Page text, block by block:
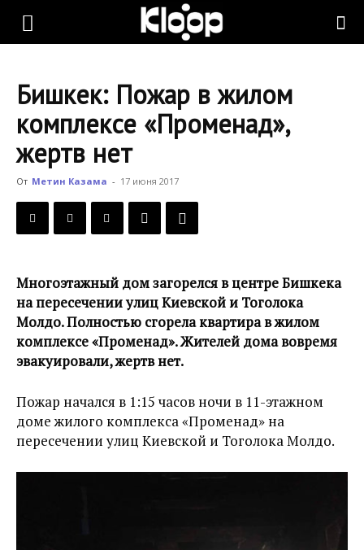
KLOOP.KG
Новости
Кыргызстана
Бишкек: Пожар в жилом
комплексе «Променад»,
жертв нет
От Метин Казама - 17 июня 2017
Многоэтажный дом загорелся в центре Бишкека
на пересечении улиц Киевской и Тоголока
Молдо. Полностью сгорела квартира в жилом
комплексе «Променад». Жителей дома вовремя
эвакуировали, жертв нет.
Пожар начался в 1:15 часов ночи в 11-этажном
доме жилого комплекса «Променад» на
пересечении улиц Киевской и Тоголока Молдо.